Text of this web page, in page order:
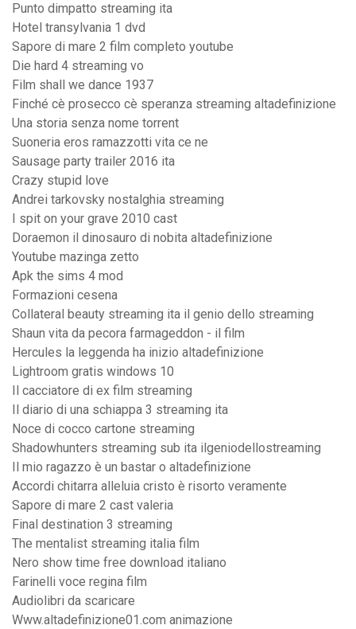
Punto dimpatto streaming ita
Hotel transylvania 1 dvd
Sapore di mare 2 film completo youtube
Die hard 4 streaming vo
Film shall we dance 1937
Finché cè prosecco cè speranza streaming altadefinizione
Una storia senza nome torrent
Suoneria eros ramazzotti vita ce ne
Sausage party trailer 2016 ita
Crazy stupid love
Andrei tarkovsky nostalghia streaming
I spit on your grave 2010 cast
Doraemon il dinosauro di nobita altadefinizione
Youtube mazinga zetto
Apk the sims 4 mod
Formazioni cesena
Collateral beauty streaming ita il genio dello streaming
Shaun vita da pecora farmageddon - il film
Hercules la leggenda ha inizio altadefinizione
Lightroom gratis windows 10
Il cacciatore di ex film streaming
Il diario di una schiappa 3 streaming ita
Noce di cocco cartone streaming
Shadowhunters streaming sub ita ilgeniodellostreaming
Il mio ragazzo è un bastar o altadefinizione
Accordi chitarra alleluia cristo è risorto veramente
Sapore di mare 2 cast valeria
Final destination 3 streaming
The mentalist streaming italia film
Nero show time free download italiano
Farinelli voce regina film
Audiolibri da scaricare
Www.altadefinizione01.com animazione